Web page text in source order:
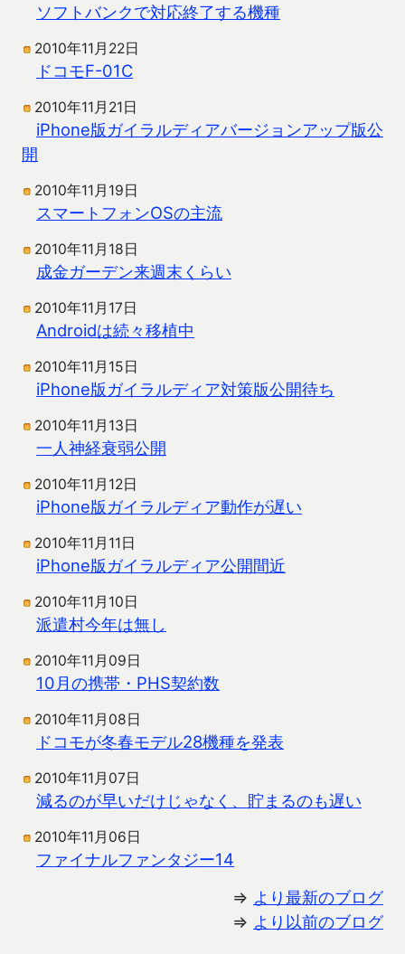
ソフトバンクで対応終了する機種
2010年11月22日
ドコモF-01C
2010年11月21日
iPhone版ガイラルディアバージョンアップ版公
開
2010年11月19日
スマートフォンOSの主流
2010年11月18日
成金ガーデン来週末くらい
2010年11月17日
Androidは続々移植中
2010年11月15日
iPhone版ガイラルディア対策版公開待ち
2010年11月13日
一人神経衰弱公開
2010年11月12日
iPhone版ガイラルディア動作が遅い
2010年11月11日
iPhone版ガイラルディア公開間近
2010年11月10日
派遣村今年は無し
2010年11月09日
10月の携帯・PHS契約数
2010年11月08日
ドコモが冬春モデル28機種を発表
2010年11月07日
減るのが早いだけじゃなく、貯まるのも遅い
2010年11月06日
ファイナルファンタジー14
⇒ より最新のブログ
⇒ より以前のブログ